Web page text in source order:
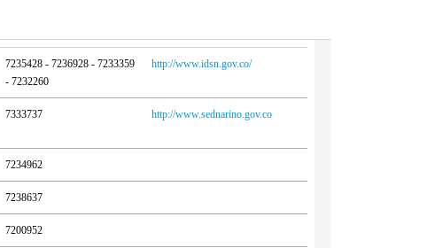
7235428 - 7236928 - 7233359
- 7232260
http://www.idsn.gov.co/
7333737 http://www.sednarino.gov.co
7234962
7238637
7200952